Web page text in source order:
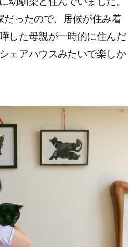
だったので、居候が住み着
した母親が一時的に住んだ
ェアハウスみたいで楽しか